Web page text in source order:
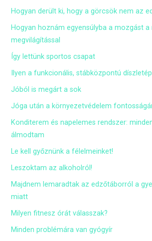
Hogyan derült ki, hogy a görcsök nem az
Hogyan hoznám egyensúlyba a mozgást a
megvilágítással
Így lettünk sportos csapat
Ilyen a funkcionális, stábközpontú
Jóból is megárt a sok
Jóga után a környezetvédelem
Konditerem és napelemes rendszer:
álmodtam
Le kell győznünk a félelmeinket!
Leszoktam az alkoholról!
Majdnem lemaradtak az edzőtáborról a
miatt
Milyen fitnesz órát válasszak?
Minden problémára van gyógyír